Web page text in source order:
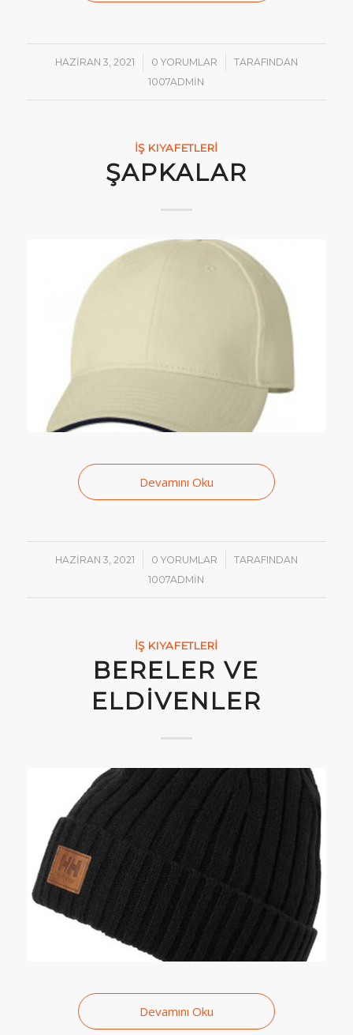
HAZIRAN 3, 2021
/ 0 YORUMLAR
/
TARAFINDAN
1007ADMIN
İŞ KIYAFETLERI
ŞAPKALAR
Devamını Oku
HAZIRAN 3, 2021
/ 0 YORUMLAR
/
TARAFINDAN
1007ADMIN
İŞ KIYAFETLERI
BERELER VE
ELDIVENLER
Devamını Oku